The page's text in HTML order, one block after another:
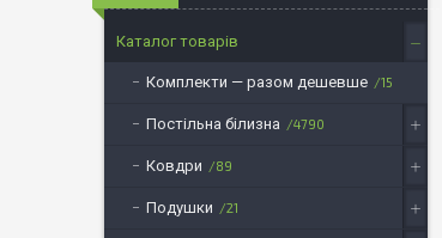
Каталог товарів
Комплекти — разом дешевше 15
Постільна білизна 4790
Ковдри 89
Подушки 21